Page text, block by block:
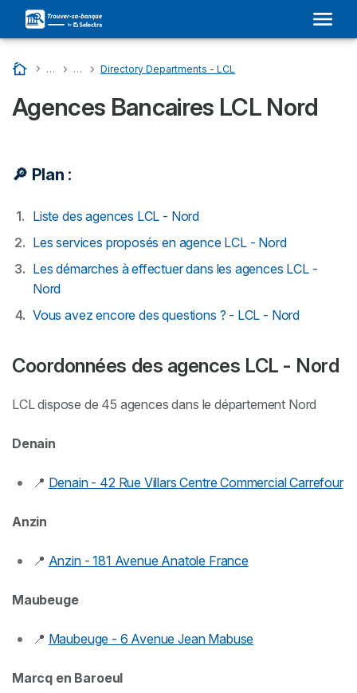
Accueil
… Liste Des Banques En France
… LCL : Son Adresse Dans Votre Ville et Avis
…
Directory Departments - LCL
Agences Bancaires LCL Nord
🔎 Plan :
Liste des agences LCL - Nord
Les services proposés en agence LCL - Nord
Les démarches à effectuer dans les agences LCL -
Nord
Vous avez encore des questions ? - LCL - Nord
Coordonnées des agences LCL - Nord
LCL dispose de 45 agences dans le département Nord
Denain
📍 Denain - 42 Rue Villars Centre Commercial Carrefour
Anzin
📍 Anzin - 181 Avenue Anatole France
Maubeuge
📍 Maubeuge - 6 Avenue Jean Mabuse
Marcq en Baroeul